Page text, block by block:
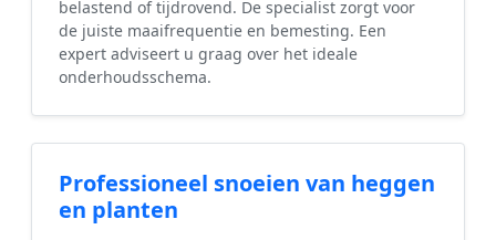
belastend of tijdrovend. De specialist zorgt voor
de juiste maaifrequentie en bemesting. Een
expert adviseert u graag over het ideale
onderhoudsschema.
Professioneel snoeien van heggen
en planten